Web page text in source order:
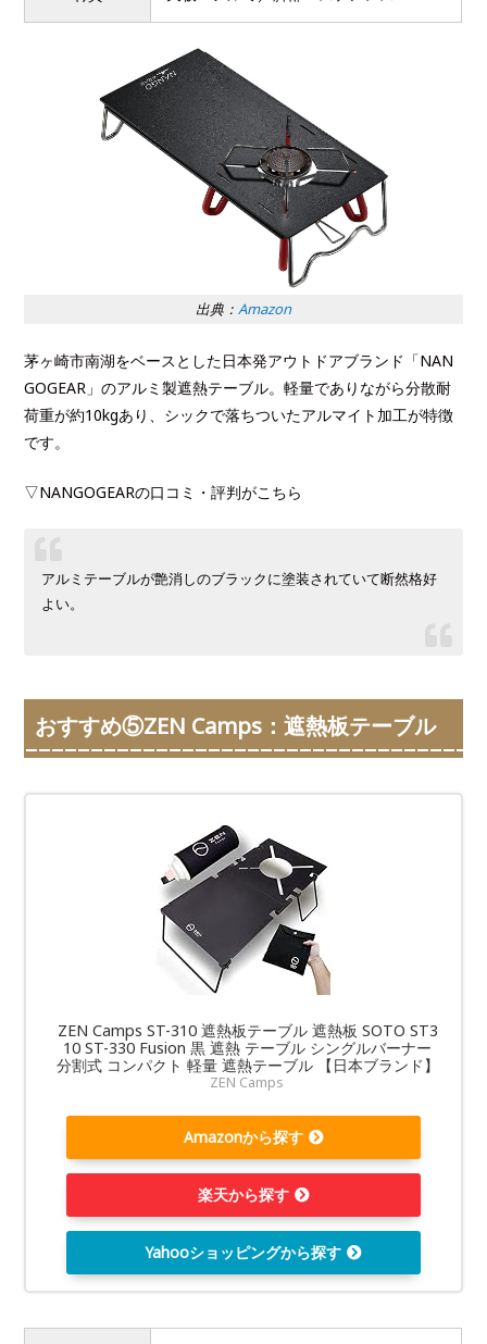
出典： Amazon
茅ヶ崎市南湖をベースとした日本発アウトドアブランド「NAN
GOGEAR」のアルミ製遮熱テーブル。軽量でありながら分散耐
荷重が約10kgあり、シックで落ちついたアルマイト加工が特徴
です。
▽NANGOGEARの口コミ・評判がこちら
アルミテーブルが艶消しのブラックに塗装されていて断然格好
よい。
おすすめ⑤ZEN Camps：遮熱板テーブル
ZEN Camps ST-310 遮熱板テーブル 遮熱板 SOTO ST3
10 ST-330 Fusion 黒 遮熱 テーブル シングルバーナー
分割式 コンパクト 軽量 遮熱テーブル 【日本ブランド】
ZEN Camps
Amazonから探す
楽天から探す
Yahooショッピングから探す